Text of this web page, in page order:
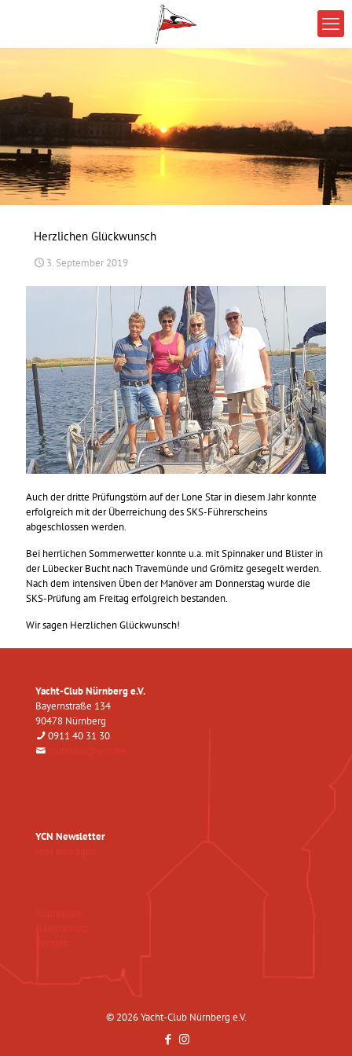
Herzlichen Glückwunsch
3. September 2019
Auch der dritte Prüfungstörn auf der Lone Star in diesem Jahr konnte
erfolgreich mit der Überreichung des SKS-Führerscheins
abgeschlossen werden.
Bei herrlichen Sommerwetter konnte u.a. mit Spinnaker und Blister in
der Lübecker Bucht nach Travemünde und Grömitz gesegelt werden.
Nach dem intensiven Üben der Manöver am Donnerstag wurde die
SKS-Prüfung am Freitag erfolgreich bestanden.
Wir sagen Herzlichen Glückwunsch!
Yacht-Club Nürnberg e.V.
Bayernstraße 134
90478 Nürnberg
0911 40 31 30
clubhaus@ycn.de
YCN Newsletter
Hier eintragen
Impressum
Datenschutz
Kontakt
© 2026 Yacht-Club Nürnberg e.V.